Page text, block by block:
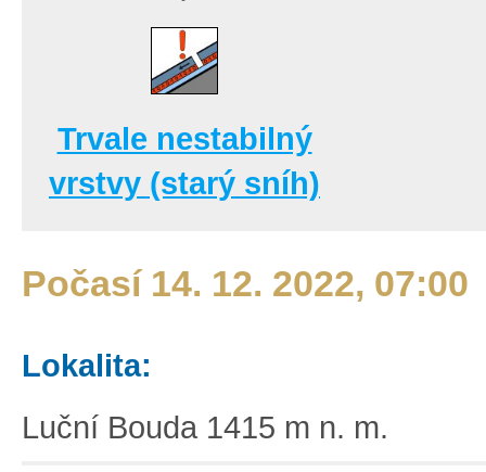
Trvale nestabilný
vrstvy (starý sníh)
Počasí 14. 12. 2022, 07:00
Lokalita:
Luční Bouda 1415 m n. m.